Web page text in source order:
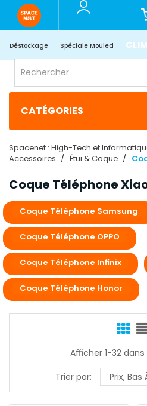
Déstockage Spéciale Mouled
CATÉGORIES
Spacenet : High-Tech et
Accessoires
Étui & Coque
Coque Téléphone
Coque Téléphone Samsung
Coque Téléphone OPPO
Coque Téléphone Infinix
Coque Téléphone Honor
Afficher 1-32
Trier par:
Prix, Bas